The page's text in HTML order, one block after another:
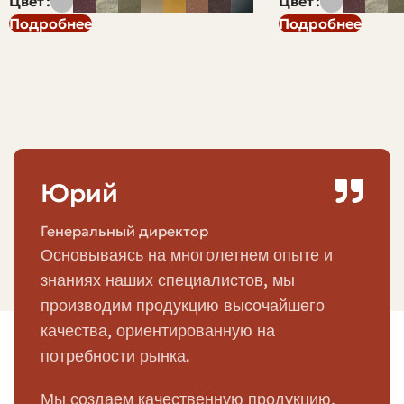
Дешёвый кирпич может стоить меньше на этапе
покупки, но потребовать вложений позже — ремонт,
ограждение. От этого зависит, где можно сэкономить,
Также важно учитывать логистику. Часто самый
дешёвый в магазине кирпич становится дорогим после
доставки на участок, если продавец далеко или
приходится заказывать мелкие партии. Экономия
видна только при расчёте полной стоимости "кирпич +
доставка + разгрузка".
Какие виды кирпича обычно самые
Подробнее
Подробнее
Юрий
Генеральный директор
Основываясь на многолетнем опыте и
знаниях наших специалистов, мы
производим продукцию высочайшего
качества, ориентированную на
потребности рынка.
Мы создаем качественную продукцию,